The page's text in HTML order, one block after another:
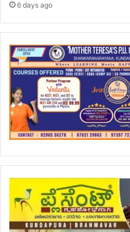
6 days ago